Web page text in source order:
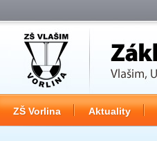
ZŠ Vorlina Aktuality